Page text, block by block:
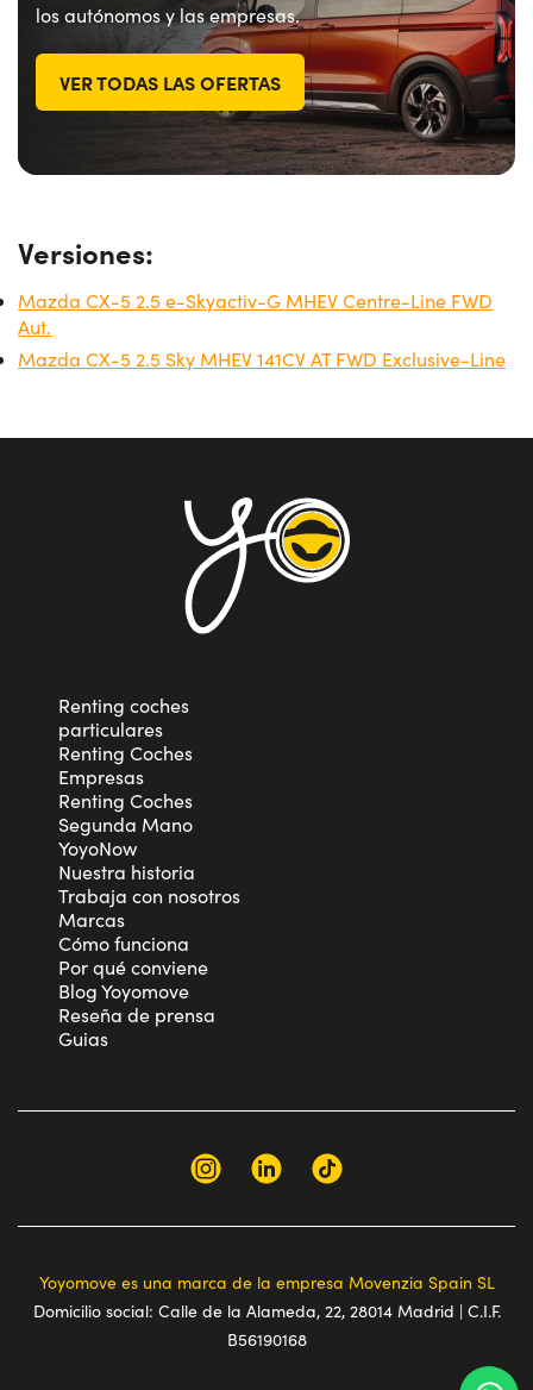
los autónomos y las empresas.
VER TODAS LAS OFERTAS
Versiones:
Mazda CX-5 2.5 e-Skyactiv-G MHEV Centre-Line FWD
Aut.
Mazda CX-5 2.5 Sky MHEV 141CV AT FWD Exclusive-Line
Renting coches
particulares
Renting Coches
Empresas
Renting Coches
Segunda Mano
YoyoNow
Nuestra historia
Trabaja con nosotros
Marcas
Cómo funciona
Por qué conviene
Blog Yoyomove
Reseña de prensa
Guias
Yoyomove es una marca de la empresa Movenzia Spain SL
Domicilio social: Calle de la Alameda, 22, 28014 Madrid | C.I.F.
B56190168